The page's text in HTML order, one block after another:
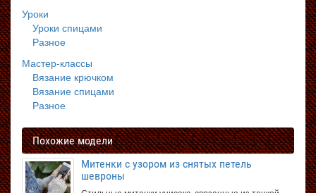
Уроки
Уроки спицами
Разное
Мастер-классы
Вязание крючком
Вязание спицами
Разное
Похожие модели
Митенки с узором из снятых петель
шевроны